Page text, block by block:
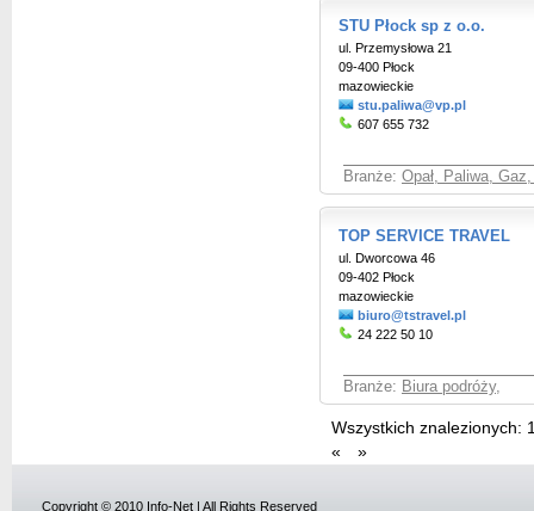
STU Płock sp z o.o.
ul. Przemysłowa 21
09-400 Płock
mazowieckie
stu.paliwa@vp.pl
607 655 732
Branże: Opał, Paliwa,
TOP SERVICE TRAVEL
ul. Dworcowa 46
09-402 Płock
mazowieckie
biuro@tstravel.pl
24 222 50 10
Branże: Biura podróży,
Wszystkich znalezionych:
«
»
Copyright © 2010 Info-Net | All Rights Reserved